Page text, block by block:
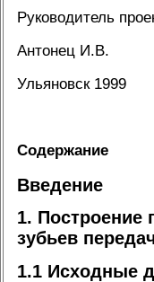
Руководитель
Антонец И.В.
Ульяновск 1999
Содержание
Введение
1. Построение
зубьев
1.1 Исходные